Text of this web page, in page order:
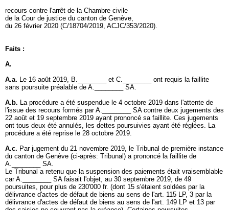
recours contre l'arrêt de la Chambre civile
de la Cour de justice du canton de Genève,
du 26 février 2020 (C/18704/2019, ACJC/353/2020).
Faits :
A.
A.a. Le 16 août 2019, B.________ et C.________ ont requis la faillite
sans poursuite préalable de A.________ SA.
A.b. La procédure a été suspendue le 4 octobre 2019 dans l'attente de
l'issue des recours formés par A.________ SA contre deux jugements des
22 août et 19 septembre 2019 ayant prononcé sa faillite. Ces jugements
ont tous deux été annulés, les dettes poursuivies ayant été réglées. La
procédure a été reprise le 28 octobre 2019.
A.c. Par jugement du 21 novembre 2019, le Tribunal de première instance
du canton de Genève (ci-après: Tribunal) a prononcé la faillite de
A.________ SA.
Le Tribunal a retenu que la suspension des paiements était vraisemblable
car A.________ SA faisait l'objet, au 30 septembre 2019, de 49
poursuites, pour plus de 230'000 fr. (dont 15 s'étaient soldées par la
délivrance d'actes de défaut de biens au sens de l'art. 115 LP, 3 par la
délivrance d'actes de défaut de biens au sens de l'art. 149 LP et 13 par